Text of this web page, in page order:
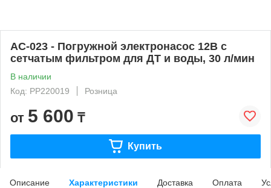
AC-023 - Погружной электронасос 12В с
сетчатым фильтром для ДТ и воды, 30 л/мин
В наличии
Код: PP220019
Розница
от 5 600 ₸
Купить
Описание Характеристики Доставка Оплата